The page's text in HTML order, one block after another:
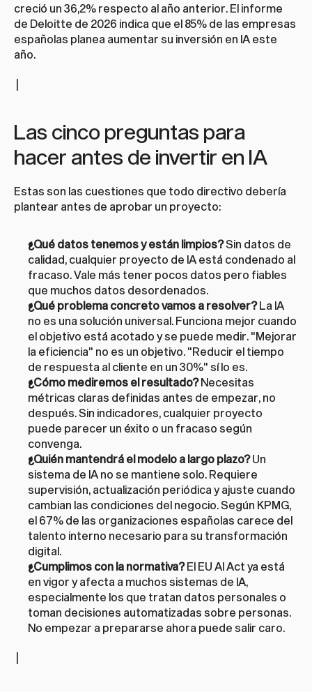
creció un 36,2% respecto al año anterior. El informe
de Deloitte de 2026 indica que el 85% de las empresas
españolas planea aumentar su inversión en IA este
año.
|
Las cinco preguntas para
hacer antes de invertir en IA
Estas son las cuestiones que todo directivo debería
plantear antes de aprobar un proyecto:
¿Qué datos tenemos y están limpios? Sin datos de
calidad, cualquier proyecto de IA está condenado al
fracaso. Vale más tener pocos datos pero fiables
que muchos datos desordenados.
¿Qué problema concreto vamos a resolver? La IA
no es una solución universal. Funciona mejor cuando
el objetivo está acotado y se puede medir. "Mejorar
la eficiencia" no es un objetivo. "Reducir el tiempo
de respuesta al cliente en un 30%" sí lo es.
¿Cómo mediremos el resultado? Necesitas
métricas claras definidas antes de empezar, no
después. Sin indicadores, cualquier proyecto
puede parecer un éxito o un fracaso según
convenga.
¿Quién mantendrá el modelo a largo plazo? Un
sistema de IA no se mantiene solo. Requiere
supervisión, actualización periódica y ajuste cuando
cambian las condiciones del negocio. Según KPMG,
el 67% de las organizaciones españolas carece del
talento interno necesario para su transformación
digital.
¿Cumplimos con la normativa? El EU AI Act ya está
en vigor y afecta a muchos sistemas de IA,
especialmente los que tratan datos personales o
toman decisiones automatizadas sobre personas.
No empezar a prepararse ahora puede salir caro.
|